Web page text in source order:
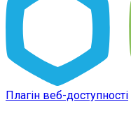
Плагін веб-доступності